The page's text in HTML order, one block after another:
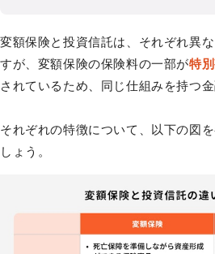
変額保険と投資信託は、それぞれ異
すが、変額保険の保険料の一部が特
されているため、同じ仕組みを持つ
それぞれの特徴について、以下の図
しょう。